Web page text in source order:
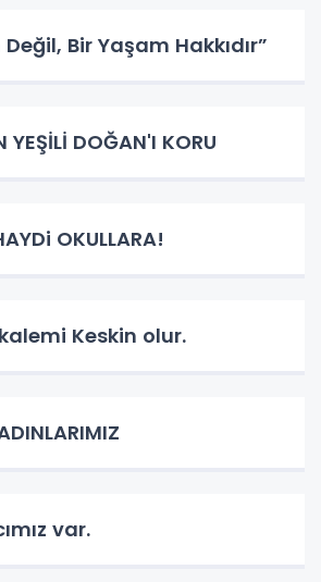
Bir Yaşam Hakkıdır”
YEŞİLİ DOĞAN'I KORU
OKULLARA!
Keskin olur.
KADINLARIMIZ
var.